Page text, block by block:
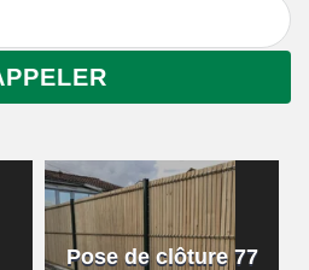
Pose de clôture 77